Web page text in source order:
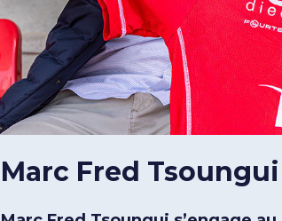
Marc Fred Tsoungui